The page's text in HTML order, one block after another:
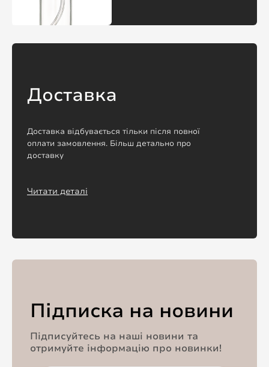
Доставка
Доставка відбувається тільки після повної
оплати замовлення. Більш детально про
доставку
Читати деталі
Підписка на новини
Підписуйтесь на наші новини та
отримуйте інформацію про новинки!